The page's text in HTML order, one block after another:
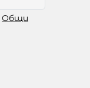
Общи